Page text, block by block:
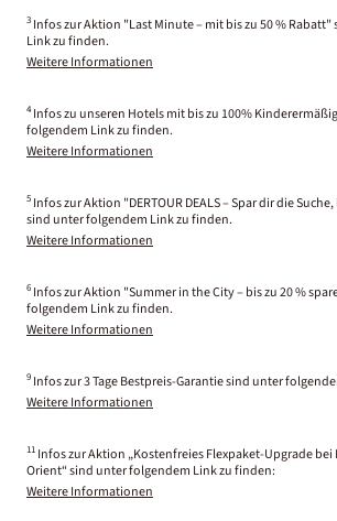
3 Infos zur Aktion "Last Minute – mit bis zu 50 %
Link zu finden.
Weitere Informationen
4 Infos zu unseren Hotels mit bis zu 100%
folgendem Link zu finden.
Weitere Informationen
5 Infos zur Aktion "DERTOUR DEALS – Spar dir die
sind unter folgendem Link zu finden.
Weitere Informationen
6 Infos zur Aktion "Summer in the City – bis zu 20 %
folgendem Link zu finden.
Weitere Informationen
9 Infos zur 3 Tage Bestpreis-Garantie sind unter
Weitere Informationen
11 Infos zur Aktion „Kostenfreies Flexpaket-Upgrade bei
Orient“ sind unter folgendem Link zu finden:
Weitere Informationen